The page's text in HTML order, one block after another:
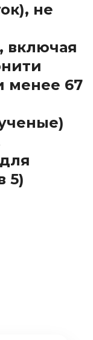
не
включая
менее 67
5)